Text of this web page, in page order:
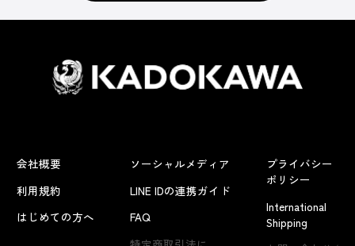
会社概要
利用規約
はじめての方へ
ソーシャルメディア
LINE IDの連携ガイド
FAQ
プライバシー
ポリシー
International
Shipping